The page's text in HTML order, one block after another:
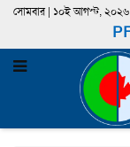
সোমবার | ১০ই আগস্ট, ২০২৬